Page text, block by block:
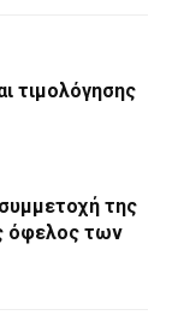
τιμολόγησης
της
όφελος των